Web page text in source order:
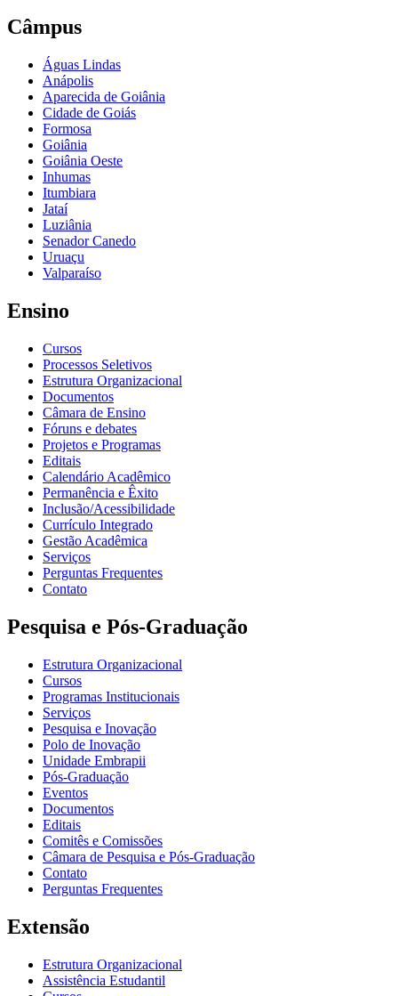
Câmpus
Águas Lindas
Anápolis
Aparecida de Goiânia
Cidade de Goiás
Formosa
Goiânia
Goiânia Oeste
Inhumas
Itumbiara
Jataí
Luziânia
Senador Canedo
Uruaçu
Valparaíso
Ensino
Cursos
Processos Seletivos
Estrutura Organizacional
Documentos
Câmara de Ensino
Fóruns e debates
Projetos e Programas
Editais
Calendário Acadêmico
Permanência e Êxito
Inclusão/Acessibilidade
Currículo Integrado
Gestão Acadêmica
Serviços
Perguntas Frequentes
Contato
Pesquisa e Pós-Graduação
Estrutura Organizacional
Cursos
Programas Institucionais
Serviços
Pesquisa e Inovação
Polo de Inovação
Unidade Embrapii
Pós-Graduação
Eventos
Documentos
Editais
Comitês e Comissões
Câmara de Pesquisa e Pós-Graduação
Contato
Perguntas Frequentes
Extensão
Estrutura Organizacional
Assistência Estudantil